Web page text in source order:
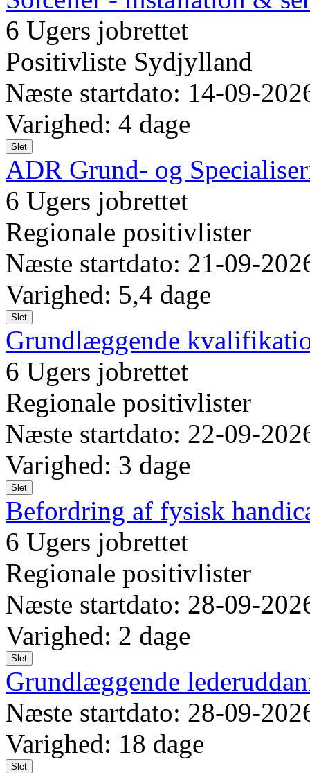
6 Ugers jobrettet
Positivliste Sydjylland
Næste startdato: 14-09-
Varighed: 4 dage
Slet
ADR Grund- og
6 Ugers jobrettet
Regionale positivlister
Næste startdato: 21-09-
Varighed: 5,4 dage
Slet
Grundlæggende
6 Ugers jobrettet
Regionale positivlister
Næste startdato: 22-09-
Varighed: 3 dage
Slet
Befordring af fysisk
6 Ugers jobrettet
Regionale positivlister
Næste startdato: 28-09-
Varighed: 2 dage
Slet
Grundlæggende
Næste startdato: 28-09-
Varighed: 18 dage
Slet